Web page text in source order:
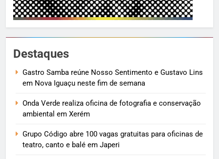
Destaques
Gastro Samba reúne Nosso Sentimento e Gustavo Lins
em Nova Iguaçu neste fim de semana
Onda Verde realiza oficina de fotografia e conservação
ambiental em Xerém
Grupo Código abre 100 vagas gratuitas para oficinas de
teatro, canto e balé em Japeri